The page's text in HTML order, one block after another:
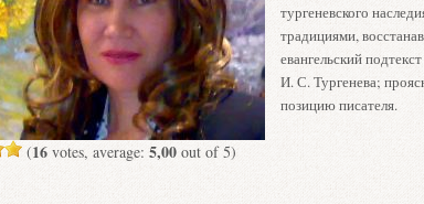
тургеневского
традициями,
евангельский
И. С. Тургенева;
позицию писателя.
(16votes, average: 5,00out of 5)